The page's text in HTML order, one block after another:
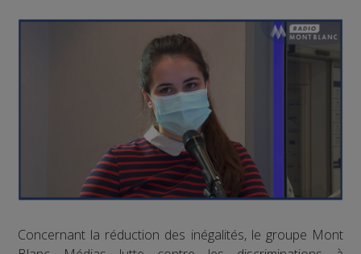
Concernant la réduction des inégalités, le groupe Mont